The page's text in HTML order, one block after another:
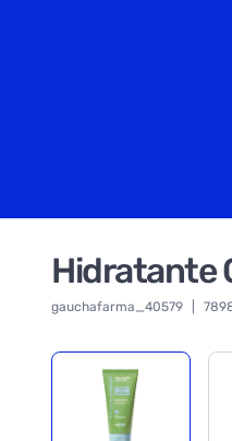
Hidratante
gauchafarma_40579